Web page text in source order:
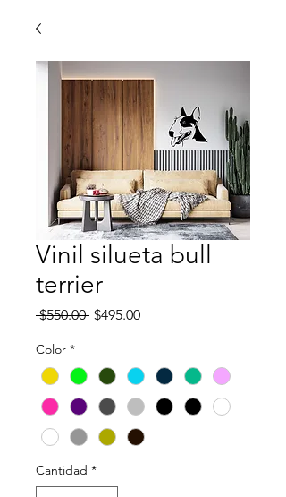
Vinil silueta bull
terrier
$550.00 Precio
$495.00Precio
Color *
Cantidad *